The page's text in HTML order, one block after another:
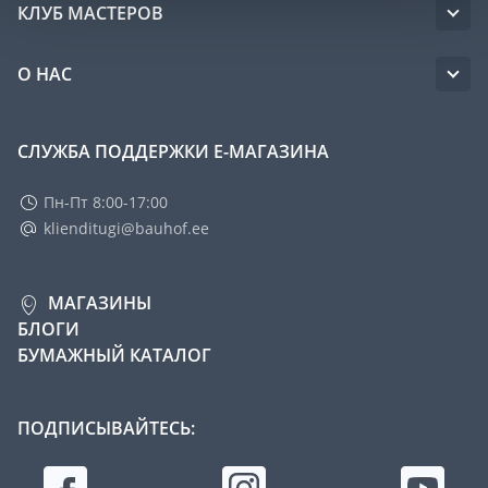
КЛУБ МАСТЕРОВ
О НАС
СЛУЖБА ПОДДЕРЖКИ Е-МАГАЗИНА
Пн-Пт 8:00-17:00
klienditugi@bauhof.ee
МАГАЗИНЫ
БЛОГИ
БУМАЖНЫЙ КАТАЛОГ
ПОДПИСЫВАЙТЕСЬ: